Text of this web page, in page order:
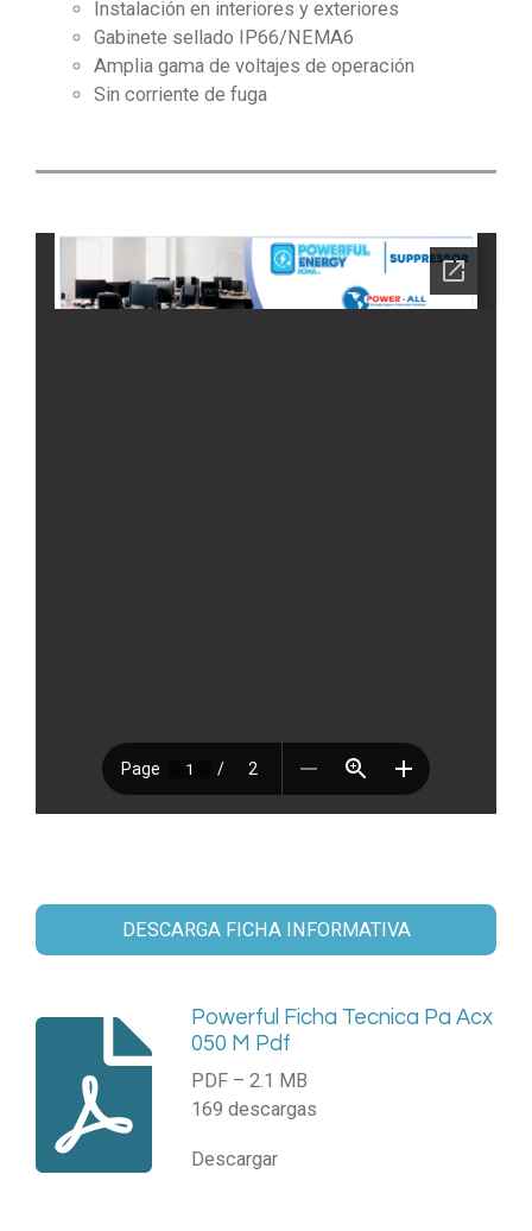
Instalación en interiores y exteriores
Gabinete sellado IP66/NEMA6
Amplia gama de voltajes de operación
Sin corriente de fuga
DESCARGA FICHA INFORMATIVA
Powerful Ficha Tecnica Pa Acx
050 M Pdf
PDF – 2.1 MB
169 descargas
Descargar